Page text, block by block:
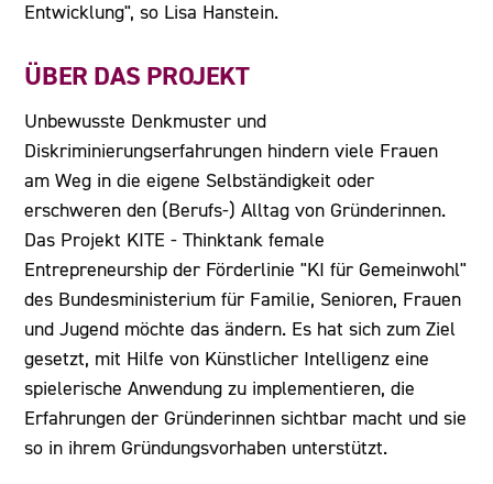
Entwicklung", so Lisa Hanstein.
ÜBER DAS PROJEKT
Unbewusste Denkmuster und
Diskriminierungserfahrungen hindern viele Frauen
am Weg in die eigene Selbständigkeit oder
erschweren den (Berufs-) Alltag von Gründerinnen.
Das Projekt KITE - Thinktank female
Entrepreneurship der Förderlinie "KI für Gemeinwohl"
des Bundesministerium für Familie, Senioren, Frauen
und Jugend möchte das ändern. Es hat sich zum Ziel
gesetzt, mit Hilfe von Künstlicher Intelligenz eine
spielerische Anwendung zu implementieren, die
Erfahrungen der Gründerinnen sichtbar macht und sie
so in ihrem Gründungsvorhaben unterstützt.